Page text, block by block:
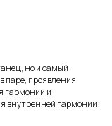
но и самый
паре, проявления
гармонии и
внутренней гармонии